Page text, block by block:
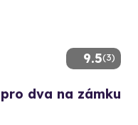
9.5(3)
dva na zámku